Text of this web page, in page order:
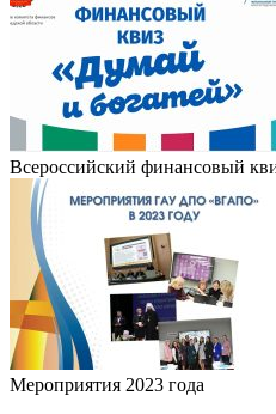
Всероссийский финансовый
Мероприятия 2023 года